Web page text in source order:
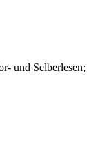
und Selberlesen;